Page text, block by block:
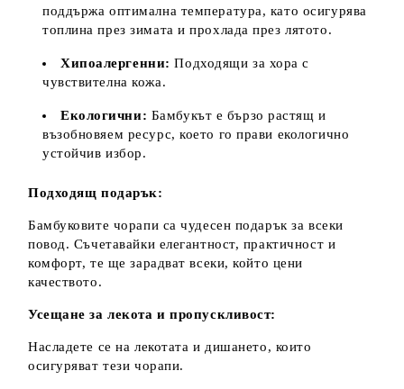
поддържа оптимална температура, като осигурява
топлина през зимата и прохлада през лятото.
Хипоалергенни: Подходящи за хора с
чувствителна кожа.
Екологични: Бамбукът е бързо растящ и
възобновяем ресурс, което го прави екологично
устойчив избор.
Подходящ подарък:
Бамбуковите чорапи са чудесен подарък за всеки
повод. Съчетавайки елегантност, практичност и
комфорт, те ще зарадват всеки, който цени
качеството.
Усещане за лекота и пропускливост:
Насладете се на лекотата и дишането, които
осигуряват тези чорапи.